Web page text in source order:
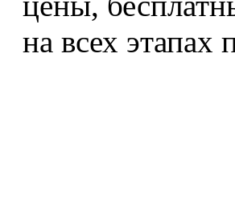
на всех этапах